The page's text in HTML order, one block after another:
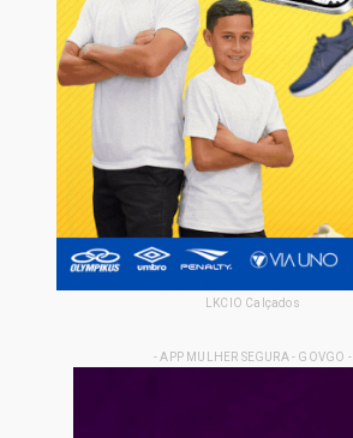
LKCIO Calçados
- APP MULHER SEGURA - GOVGO -